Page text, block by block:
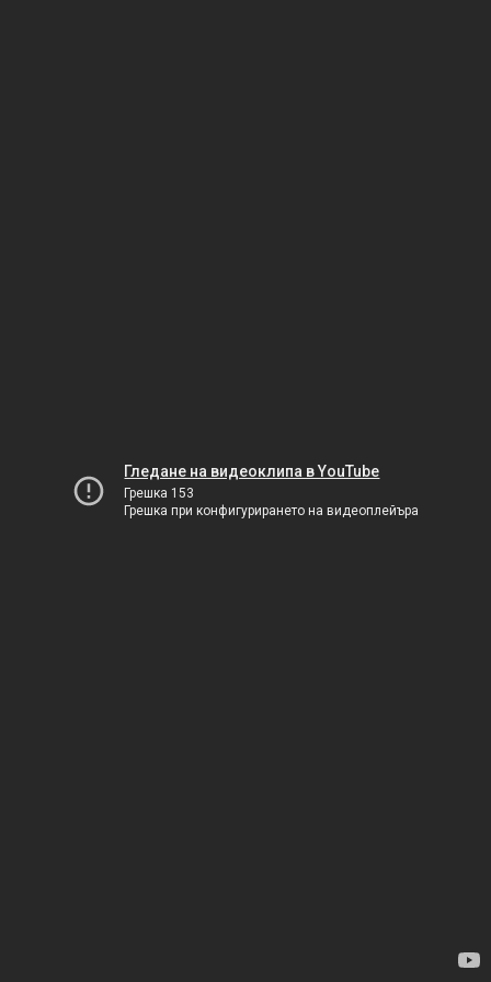
Гледане на видеоклипа в YouTube
Грешка 153
Грешка при конфигурирането на видеоплейъра